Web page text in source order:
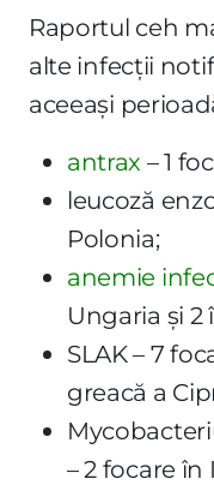
Raportul ceh
alte infecții
aceeași
antrax – 1
leucoză
Polonia;
anemie
Ungaria și 2
SLAK – 7
greacă a
– 2 focare în